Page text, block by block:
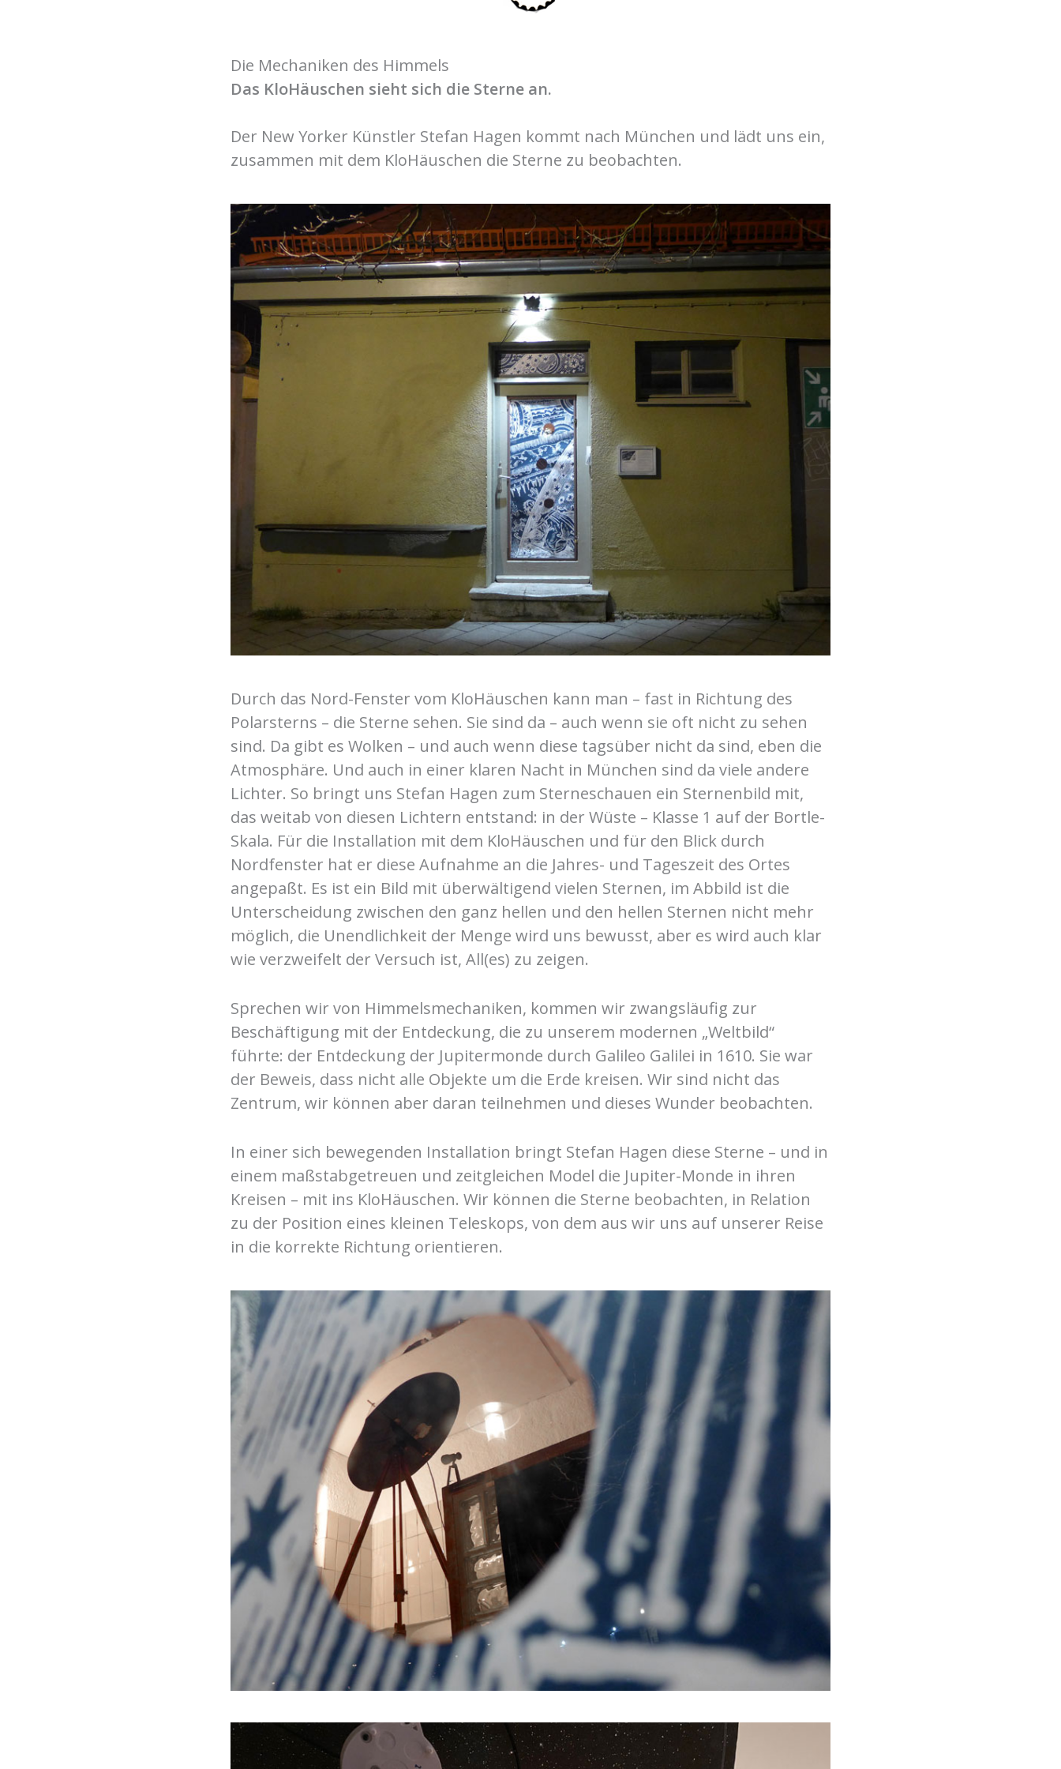
Die Mechaniken des Himmels
Das KloHäuschen sieht sich die Sterne an.
Der New Yorker Künstler Stefan Hagen kommt nach München und lädt uns ein,
zusammen mit dem KloHäuschen die Sterne zu beobachten.
Durch das Nord-Fenster vom KloHäuschen kann man – fast in Richtung des
Polarsterns – die Sterne sehen. Sie sind da – auch wenn sie oft nicht zu sehen
sind. Da gibt es Wolken – und auch wenn diese tagsüber nicht da sind, eben die
Atmosphäre. Und auch in einer klaren Nacht in München sind da viele andere
Lichter. So bringt uns Stefan Hagen zum Sterneschauen ein Sternenbild mit,
das weitab von diesen Lichtern entstand: in der Wüste – Klasse 1 auf der Bortle-
Skala. Für die Installation mit dem KloHäuschen und für den Blick durch
Nordfenster hat er diese Aufnahme an die Jahres- und Tageszeit des Ortes
angepaßt. Es ist ein Bild mit überwältigend vielen Sternen, im Abbild ist die
Unterscheidung zwischen den ganz hellen und den hellen Sternen nicht mehr
möglich, die Unendlichkeit der Menge wird uns bewusst, aber es wird auch klar
wie verzweifelt der Versuch ist, All(es) zu zeigen.
Sprechen wir von Himmelsmechaniken, kommen wir zwangsläufig zur
Beschäftigung mit der Entdeckung, die zu unserem modernen „Weltbild“
führte: der Entdeckung der Jupitermonde durch Galileo Galilei in 1610. Sie war
der Beweis, dass nicht alle Objekte um die Erde kreisen. Wir sind nicht das
Zentrum, wir können aber daran teilnehmen und dieses Wunder beobachten.
In einer sich bewegenden Installation bringt Stefan Hagen diese Sterne – und in
einem maßstabgetreuen und zeitgleichen Model die Jupiter-Monde in ihren
Kreisen – mit ins KloHäuschen. Wir können die Sterne beobachten, in Relation
zu der Position eines kleinen Teleskops, von dem aus wir uns auf unserer Reise
in die korrekte Richtung orientieren.